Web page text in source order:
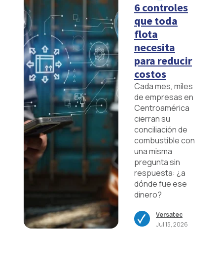
6 controles
que toda
flota
necesita
para reducir
costos
Cada mes, miles
de empresas en
Centroamérica
cierran su
conciliación de
combustible con
una misma
pregunta sin
respuesta: ¿a
dónde fue ese
dinero?
Versatec
Jul 15, 2026